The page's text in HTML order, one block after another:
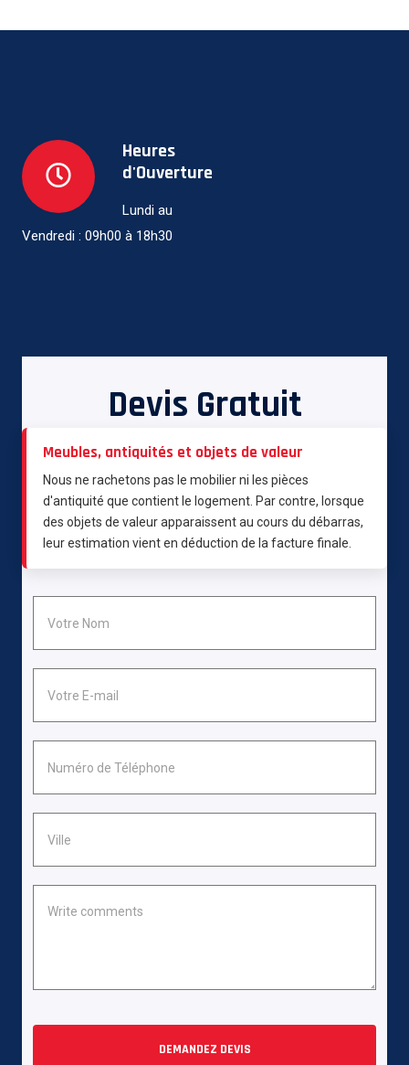
Heures
d'Ouverture
Lundi au
Vendredi : 09h00 à 18h30
Devis Gratuit
Meubles, antiquités et objets de valeur
Nous ne rachetons pas le mobilier ni les pièces
d'antiquité que contient le logement. Par contre, lorsque
des objets de valeur apparaissent au cours du débarras,
leur estimation vient en déduction de la facture finale.
DEMANDEZ DEVIS